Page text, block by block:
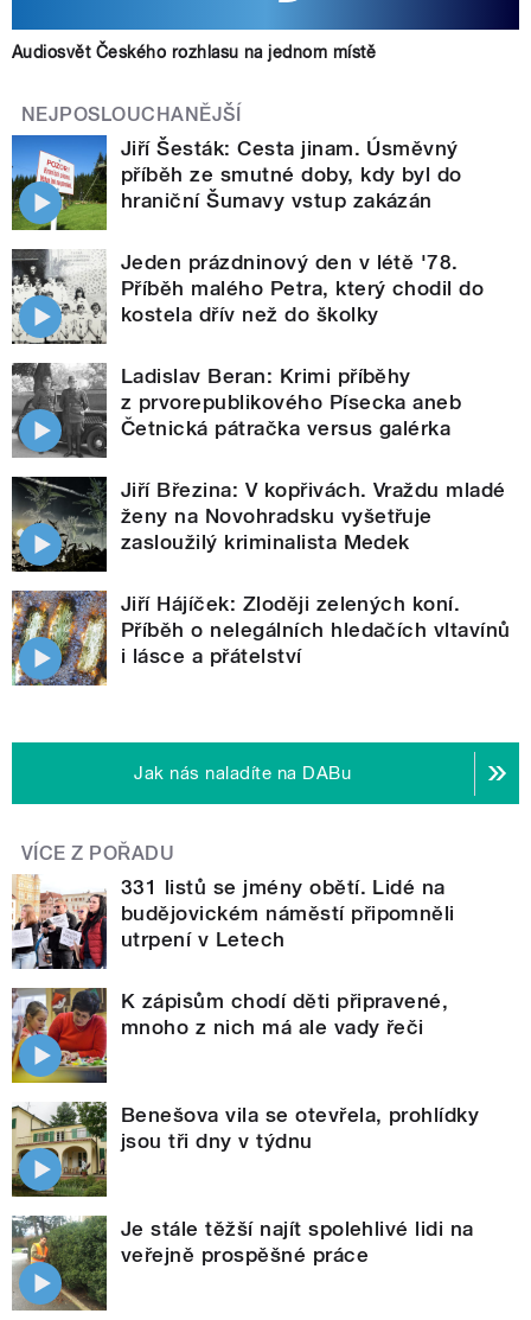
Audiosvět Českého rozhlasu na jednom místě
NEJPOSLOUCHANĚJŠÍ
Jiří Šesták: Cesta jinam. Úsměvný
příběh ze smutné doby, kdy byl do
hraniční Šumavy vstup zakázán
Jeden prázdninový den v létě '78.
Příběh malého Petra, který chodil do
kostela dřív než do školky
Ladislav Beran: Krimi příběhy
z prvorepublikového Písecka aneb
Četnická pátračka versus galérka
Jiří Březina: V kopřivách. Vraždu mladé
ženy na Novohradsku vyšetřuje
zasloužilý kriminalista Medek
Jiří Hájíček: Zloději zelených koní.
Příběh o nelegálních hledačích vltavínů
i lásce a přátelství
Jak nás naladíte na DABu
VÍCE Z POŘADU
331 listů se jmény obětí. Lidé na
budějovickém náměstí připomněli
utrpení v Letech
K zápisům chodí děti připravené,
mnoho z nich má ale vady řeči
Benešova vila se otevřela, prohlídky
jsou tři dny v týdnu
Je stále těžší najít spolehlivé lidi na
veřejně prospěšné práce